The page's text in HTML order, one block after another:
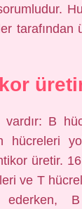
tarafından
B
hücreleri
üretir.
ve T
B